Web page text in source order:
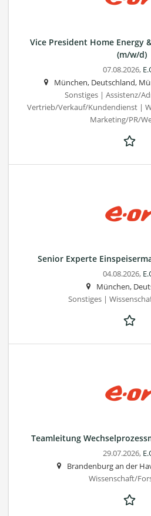
Vice President Home Energy
(m/w/d)
07.08.2026,
München, Deutschland,
Sonstiges | Assistenz/
Vertrieb/Verkauf/Kundendienst |
Marketing/PR/
Senior Experte
04.08.2026,
München,
Sonstiges |
Teamleitung
29.07.2026,
Brandenburg an der
Wissenschaft/